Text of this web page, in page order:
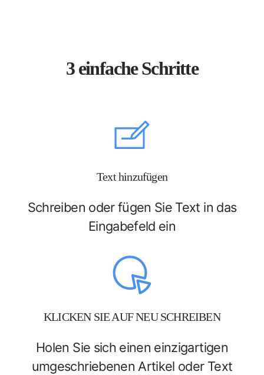
3 einfache Schritte
Text hinzufügen
Schreiben oder fügen Sie Text in das
Eingabefeld ein
KLICKEN SIE AUF NEU SCHREIBEN
Holen Sie sich einen einzigartigen
umgeschriebenen Artikel oder Text